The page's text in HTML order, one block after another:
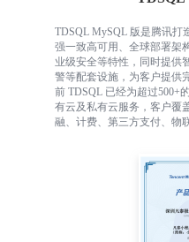
TDSQL MySQL 版是腾讯打
强一致高可用、全球部署架
业级安全等特性，同时提供
警等配套设施，为客户提供
前 TDSQL 已经为超过500+
有云及私有云服务，客户覆
融、计费、第三方支付、物